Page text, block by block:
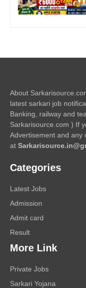
About
latest sarkari job
Banking, railway and
Sarkarisource.com ) If
Advertisement and any
at
Categories
Latest Jobs
Admission
Admit card
Result
More Link
Private Jobs
Sarkari Yojana